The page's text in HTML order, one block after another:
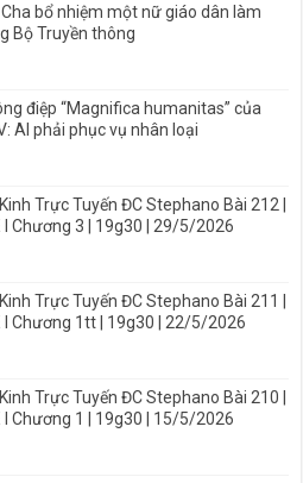
bổ nhiệm một nữ giáo dân làm
Bộ Truyền thông
điệp “Magnifica humanitas” của
AI phải phục vụ nhân loại
Trực Tuyến ĐC Stephano Bài 212 |
I Chương 3 | 19g30 | 29/5/2026
Trực Tuyến ĐC Stephano Bài 211 |
I Chương 1tt | 19g30 | 22/5/2026
Trực Tuyến ĐC Stephano Bài 210 |
I Chương 1 | 19g30 | 15/5/2026